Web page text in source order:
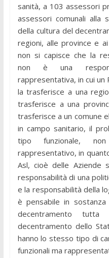
sanità, a 103 assessori
assessori comunali alla
della cultura del
regioni, alle province e
non si capisce che la
non è una
rappresentativa, in cui
la trasferisce a una
trasferisce a una
trasferisce a un comune
in campo sanitario, il
tipo funzionale,
rappresentativo, in
Asl, cioè delle Aziende
responsabilità di una
e la responsabilità della
è pensabile in
decentramento
decentramento dello
hanno lo stesso tipo di
funzionali ma